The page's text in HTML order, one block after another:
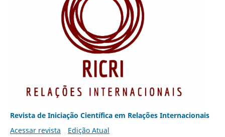
Revista de Iniciação Científica em Relações Internacionais
Acessar revista
Edição Atual